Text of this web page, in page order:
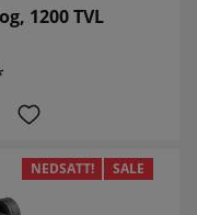
1200 TVL
NEDSATT! SALE